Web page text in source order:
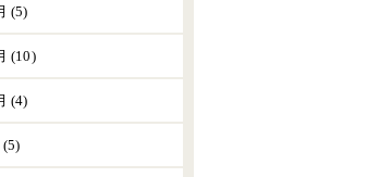
(5)
(10)
(4)
(5)